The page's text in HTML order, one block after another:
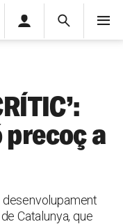
Cerca
privada
precoç a
Catalunya, que